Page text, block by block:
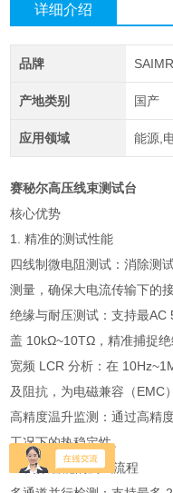
详细介绍
品牌 SAIMR
产地类别 国产
应用领域 能源,
赛秘尔高压线束测试台
核心优势
1. 精准的测试性能
四线制微电阻测试：消除测
测量，确保大电流传输下的
绝缘与耐压测试：支持最AC
盖 10kΩ~10TΩ，精准捕捉绝
宽频 LCR 分析：在
及阻抗，为电磁兼容（EMC
高精度温升监测：通过高精
工况下的热稳定性。
2. 高效智能的测试流程